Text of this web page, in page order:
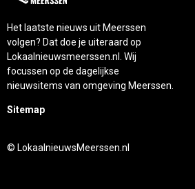
Het laatste nieuws uit Meerssen
volgen? Dat doe je uiteraard op
Lokaalnieuwsmeerssen.nl. Wij
focussen op de dagelijkse
nieuwsitems van omgeving Meerssen.
Sitemap
© LokaalnieuwsMeerssen.nl